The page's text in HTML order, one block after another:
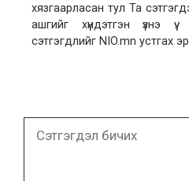
хязгаарласан тул Та
ашгийг хүндэтгэн үзнэ
сэтгэгдлийг NIO.mn устгах